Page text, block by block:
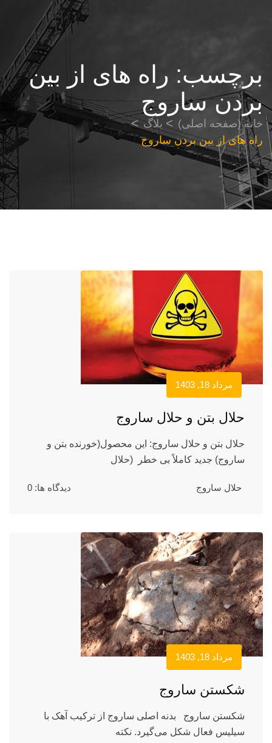
برچسب: راه های از بین
بردن ساروج
خانه (صفحه اصلی)
بلاگ
راه های از بین بردن ساروج
مرداد 18, 1403
حلال بتن و حلال ساروج
حلال بتن و حلال ساروج: این محصول(خورنده بتن و
ساروج) جدید کاملاً بی خطر (حلال
حلال ساروج دیدگاه ها: 0
مرداد 18, 1403
شکستن ساروج
شکستن ساروج بدنه اصلی ساروج از ترکیب آهک با
سیلیس فعال شکل می‌گیرد. نکته